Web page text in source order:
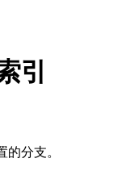
引
分支。